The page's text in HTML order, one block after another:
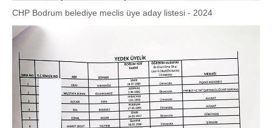
CHP Bodrum belediye meclis üye aday listesi - 2024